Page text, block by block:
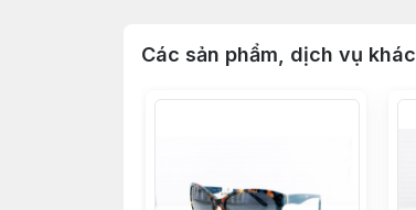
Các sản phẩm, dịch vụ khác